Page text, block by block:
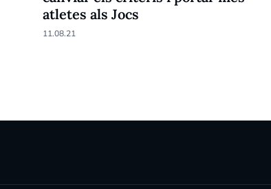
atletes als Jocs
11.08.21